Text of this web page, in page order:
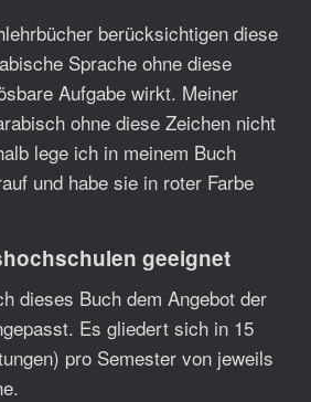
berücksichtigen diese
Sprache ohne diese
Aufgabe wirkt. Meiner
ohne diese Zeichen nicht
lege ich in meinem Buch
und habe sie in roter Farbe
geeignet
dieses Buch dem Angebot der
Es gliedert sich in 15
pro Semester von jeweils